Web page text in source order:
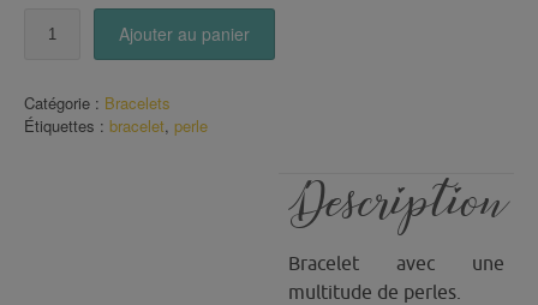
Cube
(4)
Ajouter au panier
Catégorie : Bracelets
Étiquettes : bracelet, perle
Description
Bracelet avec une
multitude de perles.